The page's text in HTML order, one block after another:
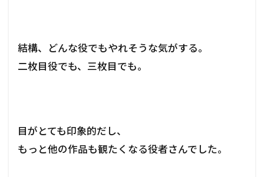
結構、どんな役でもやれそうな気がする。
二枚目役でも、三枚目でも。
目がとても印象的だし、
もっと他の作品も観たくなる役者さんでした。